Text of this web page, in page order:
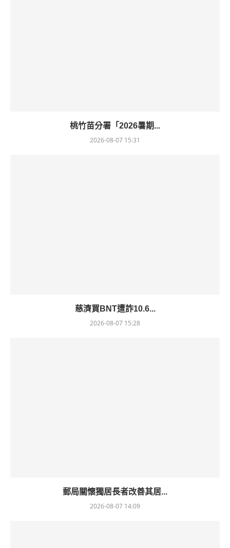
桃竹苗分署「2026暑期...
2026-08-07 15:31
慈濟買BNT遭詐10.6...
2026-08-07 15:28
郵局關懷獨居長者改善其居...
2026-08-07 14:09